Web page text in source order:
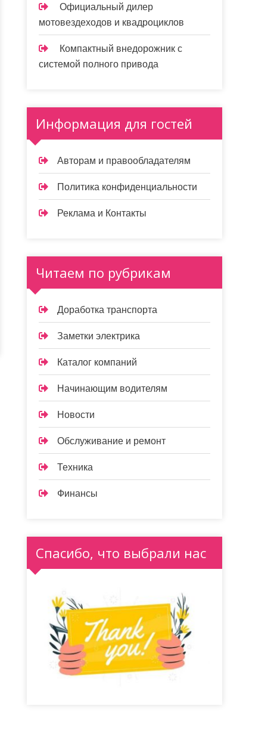
Официальный дилер
мотовездеходов и квадроциклов
Компактный внедорожник с
системой полного привода
Информация для гостей
Авторам и правообладателям
Политика конфиденциальности
Реклама и Контакты
Читаем по рубрикам
Доработка транспорта
Заметки электрика
Каталог компаний
Начинающим водителям
Новости
Обслуживание и ремонт
Техника
Финансы
Спасибо, что выбрали нас